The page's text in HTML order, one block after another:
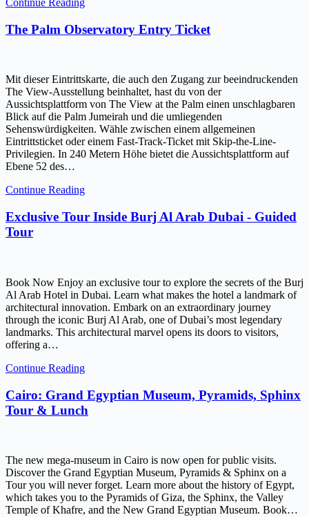
Continue Reading
The Palm Observatory Entry Ticket
Mit dieser Eintrittskarte, die auch den Zugang zur beeindruckenden
The View-Ausstellung beinhaltet, hast du von der
Aussichtsplattform von The View at the Palm einen unschlagbaren
Blick auf die Palm Jumeirah und die umliegenden
Sehenswürdigkeiten. Wähle zwischen einem allgemeinen
Eintrittsticket oder einem Fast-Track-Ticket mit Skip-the-Line-
Privilegien. In 240 Metern Höhe bietet die Aussichtsplattform auf
Ebene 52 des…
Continue Reading
Exclusive Tour Inside Burj Al Arab Dubai - Guided
Tour
Book Now Enjoy an exclusive tour to explore the secrets of the Burj
Al Arab Hotel in Dubai. Learn what makes the hotel a landmark of
architectural innovation. Embark on an extraordinary journey
through the iconic Burj Al Arab, one of Dubai’s most legendary
landmarks. This architectural marvel opens its doors to visitors,
offering a…
Continue Reading
Cairo: Grand Egyptian Museum, Pyramids, Sphinx
Tour & Lunch
The new mega-museum in Cairo is now open for public visits.
Discover the Grand Egyptian Museum, Pyramids & Sphinx on a
Tour you will never forget. Learn more about the history of Egypt,
which takes you to the Pyramids of Giza, the Sphinx, the Valley
Temple of Khafre, and the New Grand Egyptian Museum. Book…